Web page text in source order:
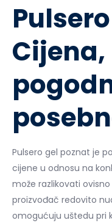
Cijena,
Pulsero gel poznat je
cijene u odnosu na
može razlikovati
proizvođač redovito
omogućuju uštedu pri